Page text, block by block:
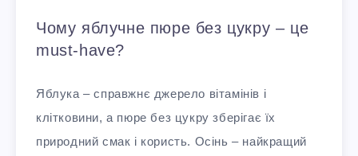
Чому яблучне пюре без цукру – це
must-have?
Яблука – справжнє джерело вітамінів і
клітковини, а пюре без цукру зберігає їх
природний смак і користь. Осінь – найкращий